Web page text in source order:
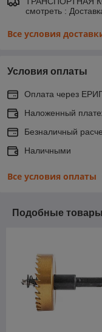
смотреть :
Все условия
Условия оплаты
Оплата через
Наложенный
Безналичный
Наличными
Все условия оплаты
Подобные